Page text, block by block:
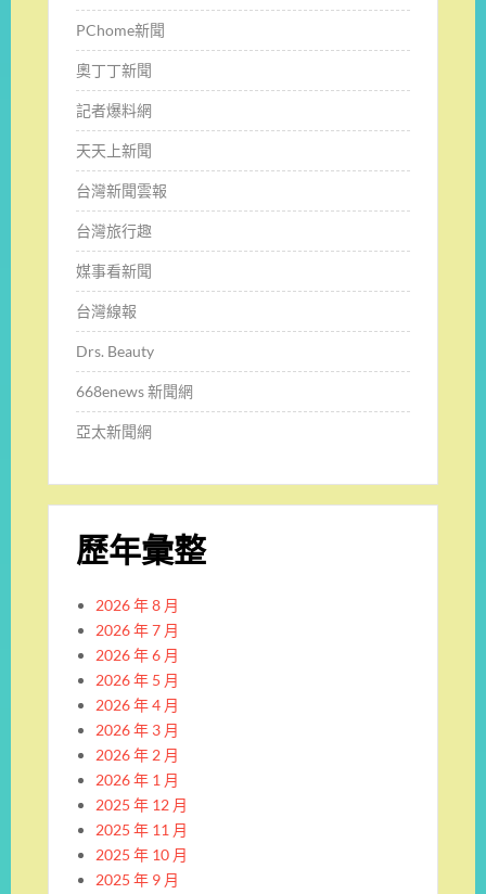
PChome新聞
奧丁丁新聞
記者爆料網
天天上新聞
台灣新聞雲報
台灣旅行趣
媒事看新聞
台灣線報
Drs. Beauty
668enews 新聞網
亞太新聞網
歷年彙整
2026 年 8 月
2026 年 7 月
2026 年 6 月
2026 年 5 月
2026 年 4 月
2026 年 3 月
2026 年 2 月
2026 年 1 月
2025 年 12 月
2025 年 11 月
2025 年 10 月
2025 年 9 月